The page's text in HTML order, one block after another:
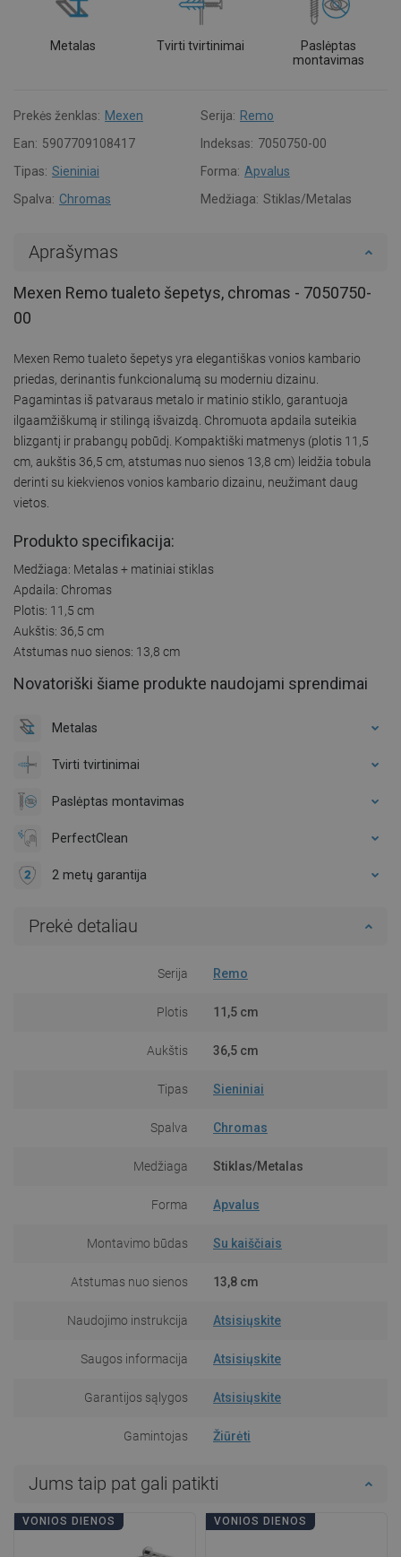
Metalas Tvirti tvirtinimai
Paslėptas
montavimas
Prekės ženklas: Mexen Serija: Remo
Ean: 5907709108417 Indeksas: 7050750-00
Tipas: Sieniniai Forma: Apvalus
Spalva: Chromas Medžiaga: Stiklas/Metalas
Aprašymas
Mexen Remo tualeto šepetys, chromas - 7050750-
00
Mexen Remo tualeto šepetys yra elegantiškas vonios kambario
priedas, derinantis funkcionalumą su moderniu dizainu.
Pagamintas iš patvaraus metalo ir matinio stiklo, garantuoja
ilgaamžiškumą ir stilingą išvaizdą. Chromuota apdaila suteikia
blizgantį ir prabangų pobūdį. Kompaktiški matmenys (plotis 11,5
cm, aukštis 36,5 cm, atstumas nuo sienos 13,8 cm) leidžia tobula
derinti su kiekvienos vonios kambario dizainu, neužimant daug
vietos.
Produkto specifikacija:
Medžiaga: Metalas + matiniai stiklas
Apdaila: Chromas
Plotis: 11,5 cm
Aukštis: 36,5 cm
Atstumas nuo sienos: 13,8 cm
Novatoriški šiame produkte naudojami sprendimai
Metalas
Tvirti tvirtinimai
Paslėptas montavimas
PerfectClean
2 metų garantija
Prekė detaliau
Serija Remo
Plotis 11,5 cm
Aukštis 36,5 cm
Tipas Sieniniai
Spalva Chromas
Medžiaga Stiklas/Metalas
Forma Apvalus
Montavimo būdas Su kaiščiais
Atstumas nuo sienos 13,8 cm
Naudojimo instrukcija Atsisiųskite
Saugos informacija Atsisiųskite
Garantijos sąlygos Atsisiųskite
Gamintojas Žiūrėti
Jums taip pat gali patikti
VONIOS DIENOS VONIOS DIENOS